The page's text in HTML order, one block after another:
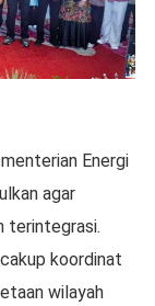
Energi
agar
terintegrasi.
koordinat
wilayah